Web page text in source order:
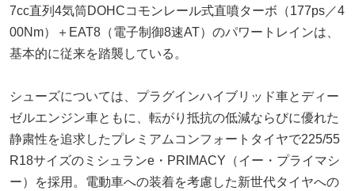
7cc直列4気筒DOHCコモンレール式直噴ターボ（177ps／4
00Nm）＋EAT8（電子制御8速AT）のパワートレインは、
基本的に従来を踏襲している。
シューズについては、プラグインハイブリッド車とディー
ゼルエンジン車ともに、転がり抵抗の低減ならびに優れた
静粛性を追求したプレミアムコンフォートタイヤで225/55
R18サイズのミシュランe・PRIMACY（イー・プライマシ
ー）を採用。電動車への装着を考慮した新世代タイヤへの